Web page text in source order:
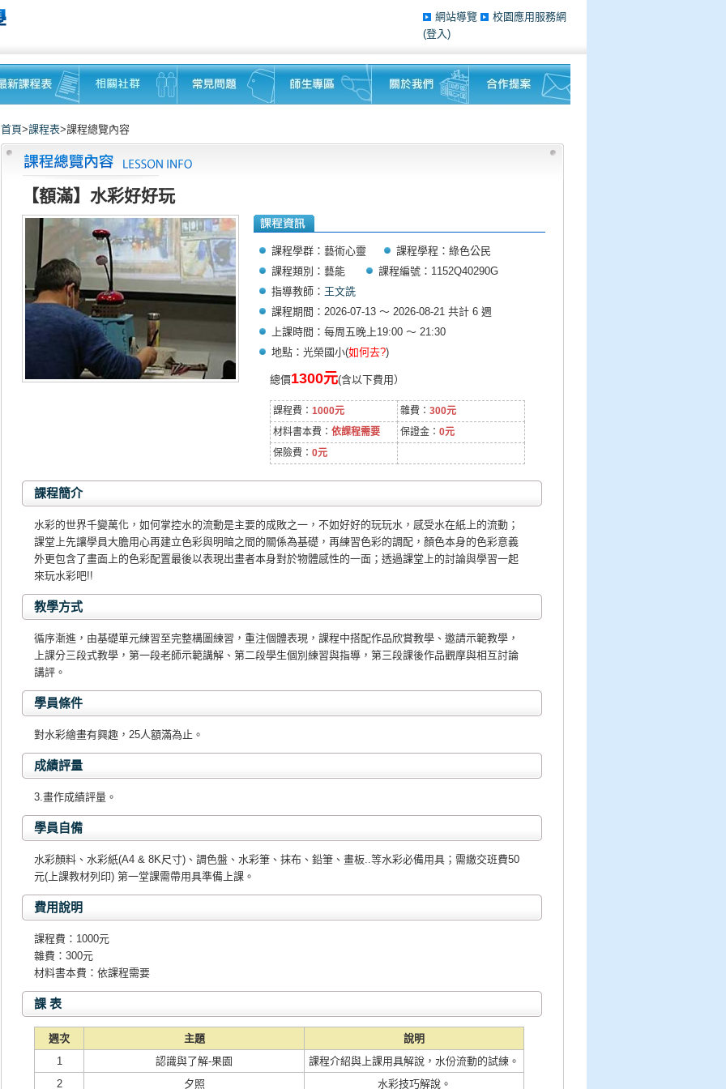
網站導覽
校園應用服務網
(登入)
首頁>課程表>課程總覽內容
【額滿】水彩好好玩
課程學群：藝術心靈
課程學程：綠色公民
課程類別：藝能
課程編號：1152Q40290G
指導教師： 王文詵
課程期間：2026-07-13 ～ 2026-08-21 共計 6 週
上課時間：每周五晚上19:00 ～ 21:30
地點：光榮國小(如何去?)
總價1300元(含以下費用）
課程費： 1000元 雜費： 300元
材料書本費： 依課程需要 保證金： 0元
保險費： 0元
課程簡介
水彩的世界千變萬化，如何掌控水的流動是主要的成敗之一，不如好好的玩玩水，感受水在紙上的流動；
課堂上先讓學員大膽用心再建立色彩與明暗之間的關係為基礎，再練習色彩的調配，顏色本身的色彩意義
外更包含了畫面上的色彩配置最後以表現出畫者本身對於物體感性的一面；透過課堂上的討論與學習一起
來玩水彩吧!!
教學方式
循序漸進，由基礎單元練習至完整構圖練習，重注個體表現，課程中搭配作品欣賞教學、邀請示範教學，
上課分三段式教學，第一段老師示範講解、第二段學生個別練習與指導，第三段課後作品觀摩與相互討論
講評。
學員條件
對水彩繪畫有興趣，25人額滿為止。
成績評量
3.畫作成績評量。
學員自備
水彩顏料、水彩紙(A4 & 8K尺寸)、調色盤、水彩筆、抹布、鉛筆、畫板..等水彩必備用具；需繳交班費50
元(上課教材列印) 第一堂課需帶用具準備上課。
費用說明
課程費：1000元
雜費：300元
材料書本費：依課程需要
課 表
週次 主題
說明
1
認識與了解-果園
課程介紹與上課用具解說，水份流動的試練。
2
夕照 水彩技巧解說。